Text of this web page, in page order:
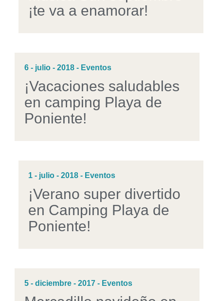
¡te va a enamorar!
6 - julio - 2018 - Eventos
¡Vacaciones saludables
en camping Playa de
Poniente!
1 - julio - 2018 - Eventos
¡Verano super divertido
en Camping Playa de
Poniente!
5 - diciembre - 2017 - Eventos